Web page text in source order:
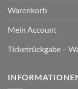
Warenkorb
Mein Account
Ticketrückgabe –